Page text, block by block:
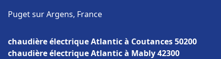
Puget sur Argens, France
chaudière électrique Atlantic à Coutances 50200
chaudière électrique Atlantic à Mably 42300